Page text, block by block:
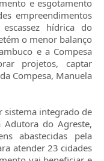
e esgotamento
empreendimentos
hídrica do
o menor balanço
e a Compesa
projetos, captar
Compesa, Manuela
sistema integrado de
do Agreste,
abastecidas pela
atender 23 cidades